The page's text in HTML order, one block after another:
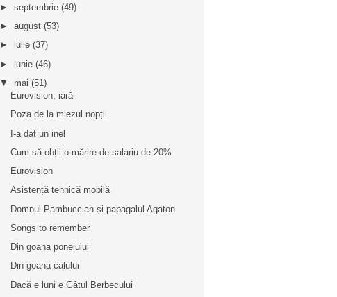
► septembrie (49)
► august (53)
► iulie (37)
► iunie (46)
▼ mai (51)
Eurovision, iară
Poza de la miezul nopții
I-a dat un inel
Cum să obții o mărire de salariu de 20%
Eurovision
Asistență tehnică mobilă
Domnul Pambuccian și papagalul Agaton
Songs to remember
Din goana poneiului
Din goana calului
Dacă e luni e Gâtul Berbecului